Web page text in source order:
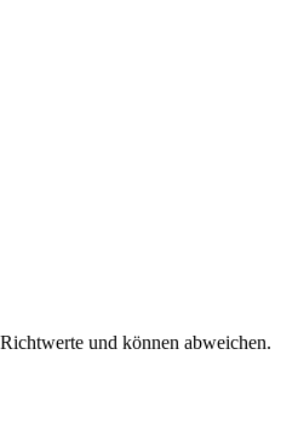
und können abweichen.